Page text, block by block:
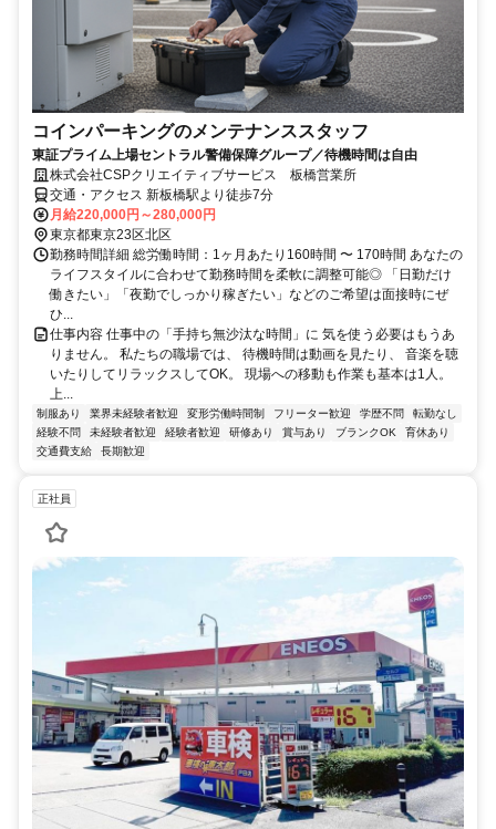
コインパーキングのメンテナンススタッフ
東証プライム上場セントラル警備保障グループ／待機時間は自由
株式会社CSPクリエイティブサービス 板橋営業所
交通・アクセス 新板橋駅より徒歩7分
月給220,000円～280,000円
東京都東京23区北区
勤務時間詳細 総労働時間：1ヶ月あたり160時間 〜 170時間 あなたの
ライフスタイルに合わせて勤務時間を柔軟に調整可能◎ 「日勤だけ
働きたい」「夜勤でしっかり稼ぎたい」などのご希望は面接時にぜ
ひ...
仕事内容 仕事中の「手持ち無沙汰な時間」に 気を使う必要はもうあ
りません。 私たちの職場では、 待機時間は動画を見たり、 音楽を聴
いたりしてリラックスしてOK。 現場への移動も作業も基本は1人。
上...
制服あり 業界未経験者歓迎 変形労働時間制 フリーター歓迎 学歴不問
転勤なし
経験不問
未経験者歓迎 経験者歓迎 研修あり 賞与あり ブランクOK
育休あり
交通費支給
長期歓迎
正社員